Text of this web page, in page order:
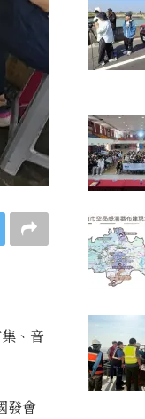
、音
發會